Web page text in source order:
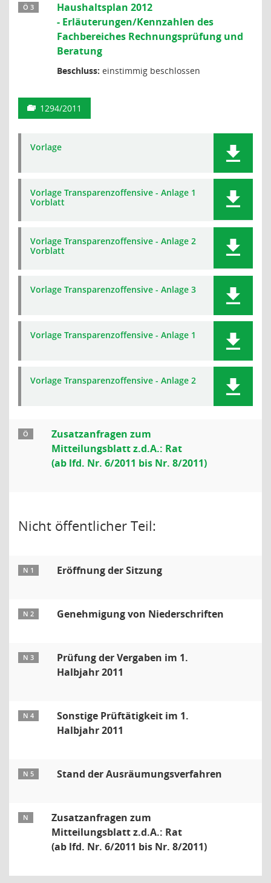
Ö 3
Haushaltsplan 2012
- Erläuterungen/Kennzahlen des
Fachbereiches Rechnungsprüfung und
Beratung
Beschluss: einstimmig beschlossen
1294/2011
Vorlage
Vorlage Transparenzoffensive - Anlage 1
Vorblatt
Vorlage Transparenzoffensive - Anlage 2
Vorblatt
Vorlage Transparenzoffensive - Anlage 3
Vorlage Transparenzoffensive - Anlage 1
Vorlage Transparenzoffensive - Anlage 2
Ö
Zusatzanfragen zum
Mitteilungsblatt z.d.A.: Rat
(ab lfd. Nr. 6/2011 bis Nr. 8/2011)
Nicht öffentlicher Teil:
N 1 Eröffnung der Sitzung
N 2 Genehmigung von Niederschriften
N 3
Prüfung der Vergaben im 1.
Halbjahr 2011
N 4
Sonstige Prüftätigkeit im 1.
Halbjahr 2011
N 5 Stand der Ausräumungsverfahren
N
Zusatzanfragen zum
Mitteilungsblatt z.d.A.: Rat
(ab lfd. Nr. 6/2011 bis Nr. 8/2011)